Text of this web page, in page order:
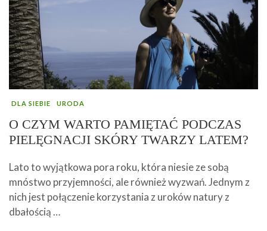
DLA SIEBIE URODA
O CZYM WARTO PAMIĘTAĆ PODCZAS
PIELĘGNACJI SKÓRY TWARZY LATEM?
Lato to wyjątkowa pora roku, która niesie ze sobą
mnóstwo przyjemności, ale również wyzwań. Jednym z
nich jest połączenie korzystania z uroków natury z
dbałością …